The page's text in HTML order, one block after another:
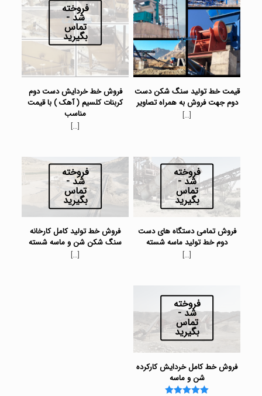
قیمت خط تولید سنگ شکن دست
دوم جهت فروش به همراه تصاویر
[…]
فروخته
شد -
تماس
بگیرید
فروش خط خردایش دست دوم
کربنات کلسیم ( آهک ) با قیمت
مناسب
[…]
فروخته
شد -
تماس
بگیرید
فروش تمامی دستگاه های دست
دوم خط تولید ماسه شسته
[…]
فروخته
شد -
تماس
بگیرید
فروش خط تولید کامل کارخانه
سنگ شکن شن و ماسه شسته
[…]
فروخته
شد -
تماس
بگیرید
فروش خط کامل خردایش کارکرده
شن و ماسه